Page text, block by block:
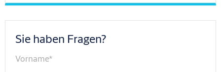
Sie haben Fragen?
Vorname*